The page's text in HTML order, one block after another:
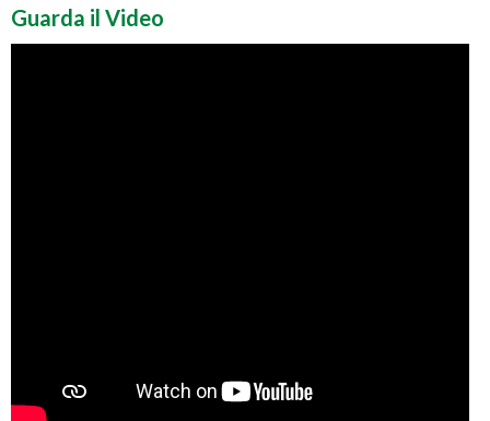
Guarda il Video